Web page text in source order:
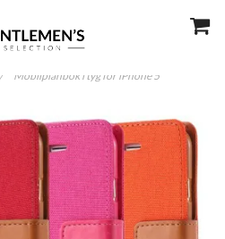
/ Mobilplånbok i tyg för iPhone 5